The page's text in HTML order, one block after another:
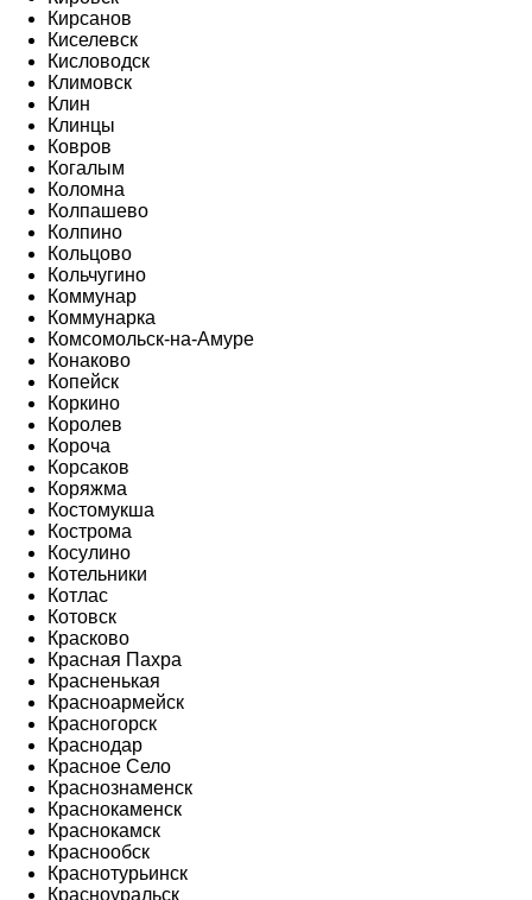
Кирсанов
Киселевск
Кисловодск
Климовск
Клин
Клинцы
Ковров
Когалым
Коломна
Колпашево
Колпино
Кольцово
Кольчугино
Коммунар
Коммунарка
Комсомольск-на-Амуре
Конаково
Копейск
Коркино
Королев
Короча
Корсаков
Коряжма
Костомукша
Кострома
Косулино
Котельники
Котлас
Котовск
Красково
Красная Пахра
Красненькая
Красноармейск
Красногорск
Краснодар
Красное Село
Краснознаменск
Краснокаменск
Краснокамск
Краснообск
Краснотурьинск
Красноуральск